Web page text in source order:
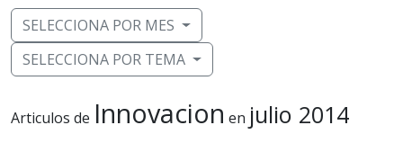
SELECCIONA POR MES
SELECCIONA POR TEMA
Articulos de Innovacion en julio 2014